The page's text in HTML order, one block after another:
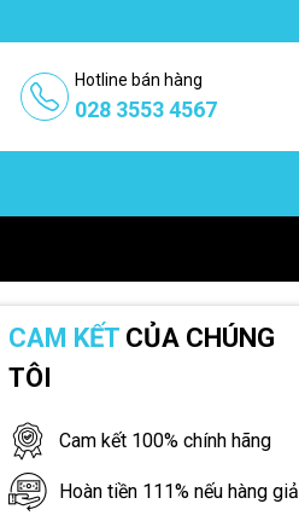
Hotline bán hàng
028 3553 4567
CAM KẾTCỦA CHÚNG
TÔI
Cam kết 100% chính hãng
Hoàn tiền 111% nếu hàng giả